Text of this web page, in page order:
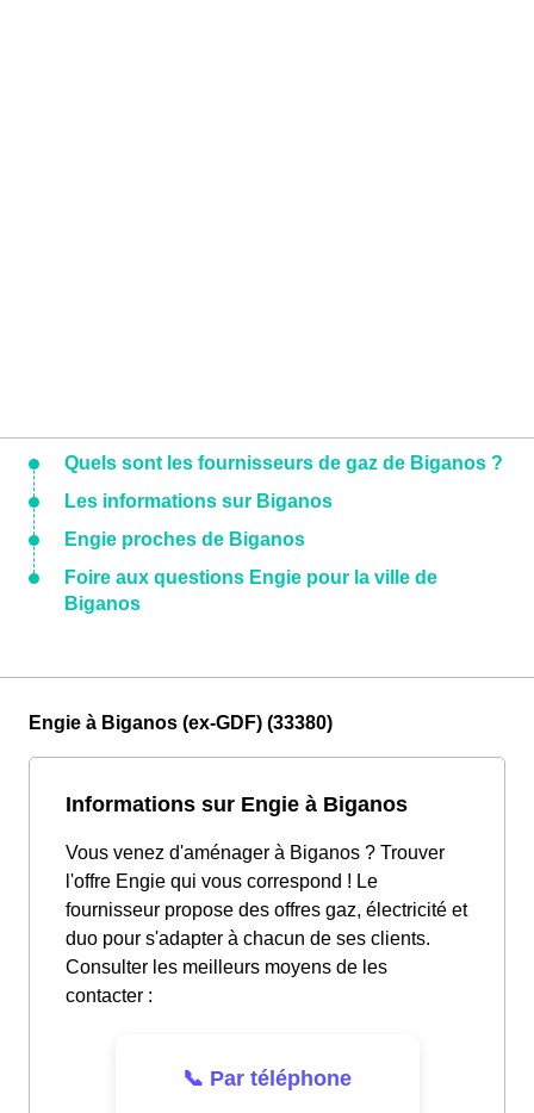
Quels sont les fournisseurs de gaz de Biganos ?
Les informations sur Biganos
Engie proches de Biganos
Foire aux questions Engie pour la ville de
Biganos
Engie à Biganos (ex-GDF) (33380)
Informations sur Engie à Biganos
Vous venez d'aménager à Biganos ? Trouver
l'offre Engie qui vous correspond ! Le
fournisseur propose des offres gaz, électricité et
duo pour s'adapter à chacun de ses clients.
Consulter les meilleurs moyens de les
contacter :
📞 Par téléphone